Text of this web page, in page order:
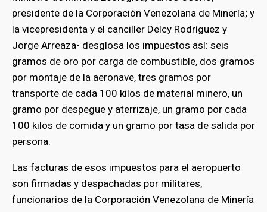
presidente de la Corporación Venezolana de Minería; y
la vicepresidenta y el canciller Delcy Rodríguez y
Jorge Arreaza- desglosa los impuestos así: seis
gramos de oro por carga de combustible, dos gramos
por montaje de la aeronave, tres gramos por
transporte de cada 100 kilos de material minero, un
gramo por despegue y aterrizaje, un gramo por cada
100 kilos de comida y un gramo por tasa de salida por
persona.
Las facturas de esos impuestos para el aeropuerto
son firmadas y despachadas por militares,
funcionarios de la Corporación Venezolana de Minería